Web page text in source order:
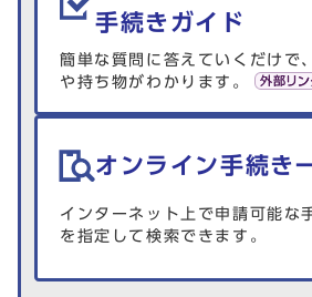
手続きガイド
簡単な質問に答えていくだけで
や持ち物がわかります。
オンライン手続き
インターネット上で申請可能な
を指定して検索できます。